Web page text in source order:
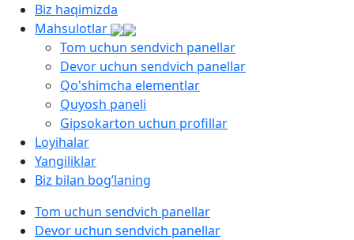
Biz haqimizda
Mahsulotlar
Tom uchun sendvich panellar
Devor uchun sendvich panellar
Qo'shimcha elementlar
Quyosh paneli
Gipsokarton uchun profillar
Loyihalar
Yangiliklar
Biz bilan bog’laning
Tom uchun sendvich panellar
Devor uchun sendvich panellar